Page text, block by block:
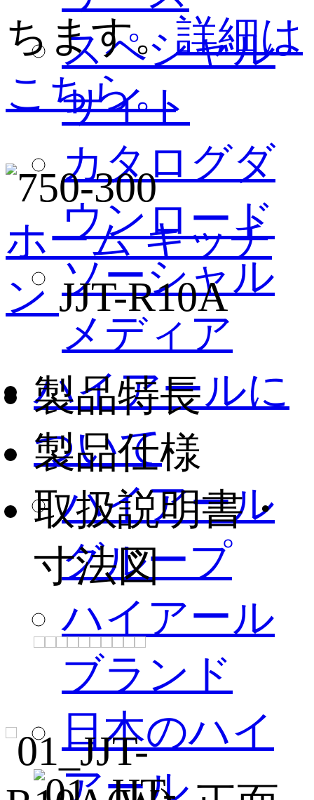
スペシャル
サイト
カタログダ
ウンロード
ソーシャル
メディア
ハイアールに
ついて
ハイアール
グループ
ハイアール
ブランド
日本のハイ
アール
ちます。詳細は
こちら。
ホームキッチ
ン JJT-R10A
製品特長
製品仕様
取扱説明書・
寸法図